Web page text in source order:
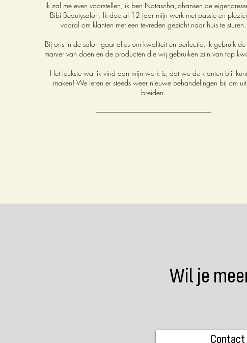
Ik zal me even voorstellen, ik ben Natascha Johansen de
Bibi Beautysalon. Ik doe al 12 jaar mijn werk met passie en
vooral om klanten met een tevreden gezicht naar huis te sturen.
Bij ons in de salon gaat alles om kwaliteit en perfectie. Ik gebruik de
manier van doen en de producten die wij gebruiken zijn van top
Het leukste wat ik vind aan mijn werk is, dat we de klanten blij
maken! We leren er steeds weer nieuwe behandelingen bij om
breiden.
Wil je
Contact